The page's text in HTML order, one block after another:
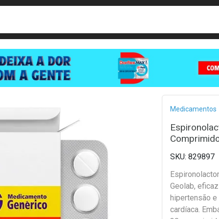
Medicamentos
829897
Geolab,
hipertensão
cardíaca.